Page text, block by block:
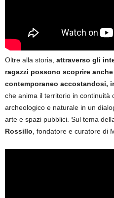
Oltre alla storia, attraverso gli
ragazzi possono scoprire
contemporaneo accostandosi,
che anima il territorio in continuità
archeologico e naturale in un
arte e spazi pubblici. Sul tema
Rossillo , fondatore e curatore di